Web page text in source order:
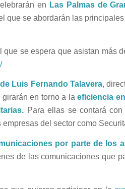
en Las Palmas de
que se abordarán las
se espera que asistan más
Luis Fernando Talavera,
girarán en torno a laeficiencia
Para ellas se contará
del sector como
por parte de los
de las comunicaciones que